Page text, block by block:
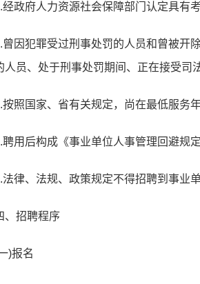
经政府人力资源社会保障部门认定具有
曾因犯罪受过刑事处罚的人员和曾被开
人员、处于刑事处罚期间、正在接受司
按照国家、省有关规定，尚在最低服务
聘用后构成《事业单位人事管理回避规
法律、法规、政策规定不得招聘到事业
、招聘程序
)报名